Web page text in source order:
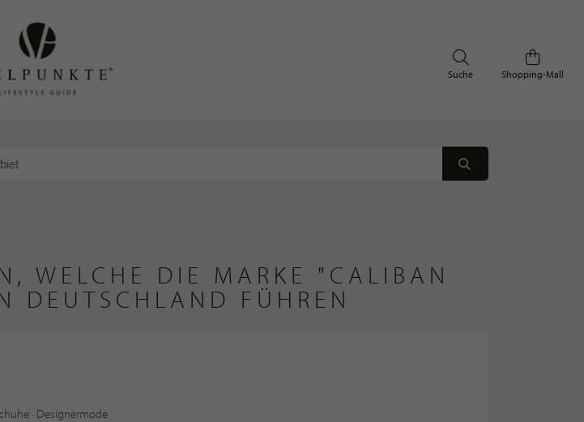
Shopping-Mall
Suche
WELCHE DIE MARKE "CALIBAN
DEUTSCHLAND FÜHREN
· Designermode